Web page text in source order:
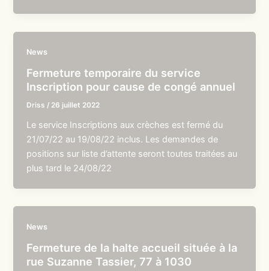
News
Fermeture temporaire du service
Inscription pour cause de congé annuel
Driss / 26 juillet 2022
Le service Inscriptions aux crèches est fermé du
21/07/22 au 19/08/22 inclus. Les demandes de
positions sur liste d’attente seront toutes traitées au
plus tard le 24/08/22
News
Fermeture de la halte accueil située à la
rue Suzanne Tassier, 77 à 1030